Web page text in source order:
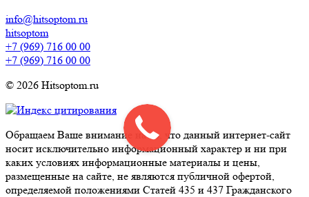
info@hitsoptom.ru
hitsoptom
+7 (969) 716 00 00
+7 (969) 716 00 00
© 2026 Hitsoptom.ru
Обращаем Ваше внимание на то, что данный интернет-сайт
носит исключительно информационный характер и ни при
каких условиях информационные материалы и цены,
размещенные на сайте, не являются публичной офертой,
определяемой положениями Статей 435 и 437 Гражданского